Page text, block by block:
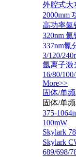
外腔式大
2000mm
高功率氦
320nm
337nm氮
3/120/
氩离子激
16/80/
More>>
固体/单
固体/单
375-
100mW
Skylark
Skylark
689/698/